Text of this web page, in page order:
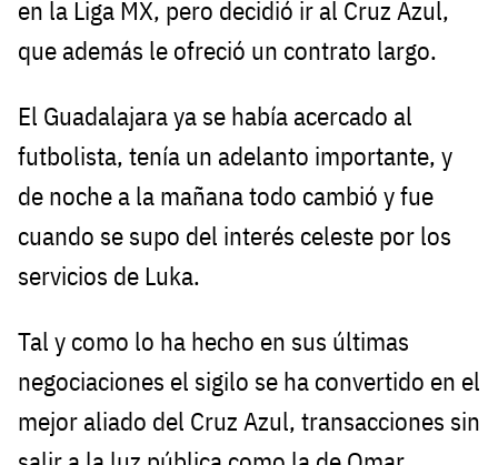
en la Liga MX, pero decidió ir al Cruz Azul,
que además le ofreció un contrato largo.
El Guadalajara ya se había acercado al
futbolista, tenía un adelanto importante, y
de noche a la mañana todo cambió y fue
cuando se supo del interés celeste por los
servicios de Luka.
Tal y como lo ha hecho en sus últimas
negociaciones el sigilo se ha convertido en el
mejor aliado del Cruz Azul, transacciones sin